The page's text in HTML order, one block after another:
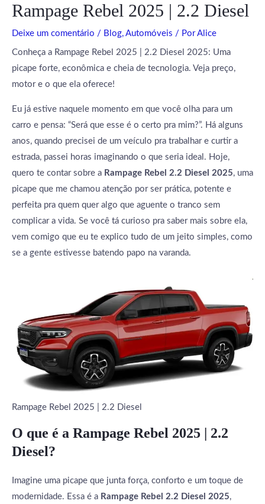
Rampage Rebel 2025 | 2.2 Diesel
Deixe um comentário / Blog, Automóveis / PorAlice
Conheça a Rampage Rebel 2025 | 2.2 Diesel 2025: Uma
picape forte, econômica e cheia de tecnologia. Veja preço,
motor e o que ela oferece!
Eu já estive naquele momento em que você olha para um
carro e pensa: “Será que esse é o certo pra mim?”. Há alguns
anos, quando precisei de um veículo pra trabalhar e curtir a
estrada, passei horas imaginando o que seria ideal. Hoje,
quero te contar sobre a Rampage Rebel 2.2 Diesel 2025, uma
picape que me chamou atenção por ser prática, potente e
perfeita pra quem quer algo que aguente o tranco sem
complicar a vida. Se você tá curioso pra saber mais sobre ela,
vem comigo que eu te explico tudo de um jeito simples, como
se a gente estivesse batendo papo na varanda.
Rampage Rebel 2025 | 2.2 Diesel
O que é a Rampage Rebel 2025 | 2.2
Diesel?
Imagine uma picape que junta força, conforto e um toque de
modernidade. Essa é a Rampage Rebel 2.2 Diesel 2025,